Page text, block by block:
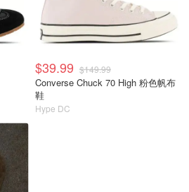
$39.99 $149.99
Converse Chuck 70 High 粉色帆布
鞋
Hype DC